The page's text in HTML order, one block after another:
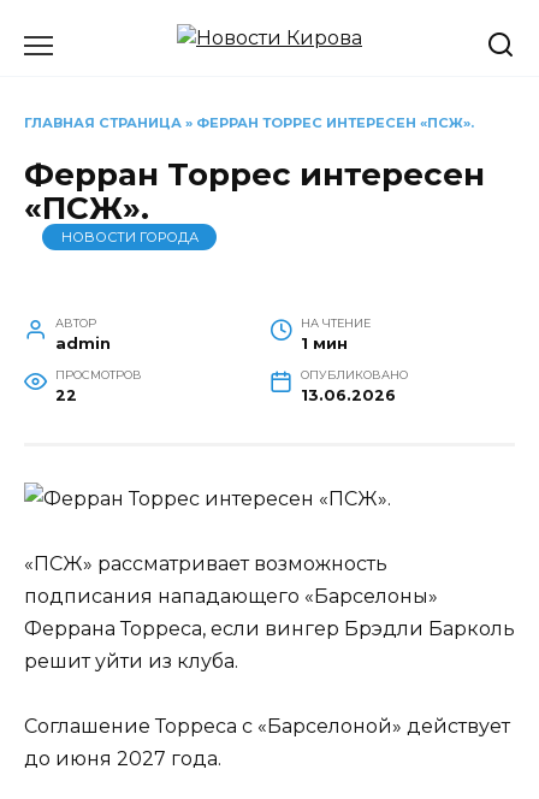
ГЛАВНАЯ СТРАНИЦА » ФЕРРАН ТОРРЕС ИНТЕРЕСЕН «ПСЖ».
Ферран Торрес интересен
«ПСЖ».
НОВОСТИ ГОРОДА
АВТОР
admin
НА ЧТЕНИЕ
1 мин
ПРОСМОТРОВ
22
ОПУБЛИКОВАНО
13.06.2026
«ПСЖ» рассматривает возможность
подписания нападающего «Барселоны»
Феррана Торреса, если вингер Брэдли Барколь
решит уйти из клуба.
Соглашение Торреса с «Барселоной» действует
до июня 2027 года.